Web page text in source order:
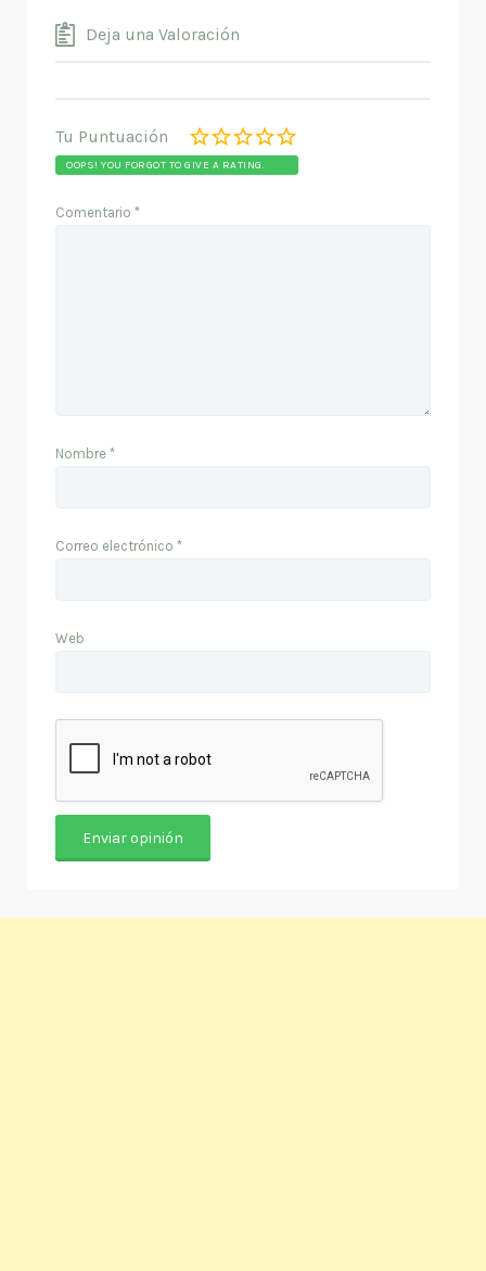
Deja una Valoración
Tu Puntuación
OOPS! YOU FORGOT TO GIVE A RATING.
Comentario *
Nombre *
Correo electrónico *
Web